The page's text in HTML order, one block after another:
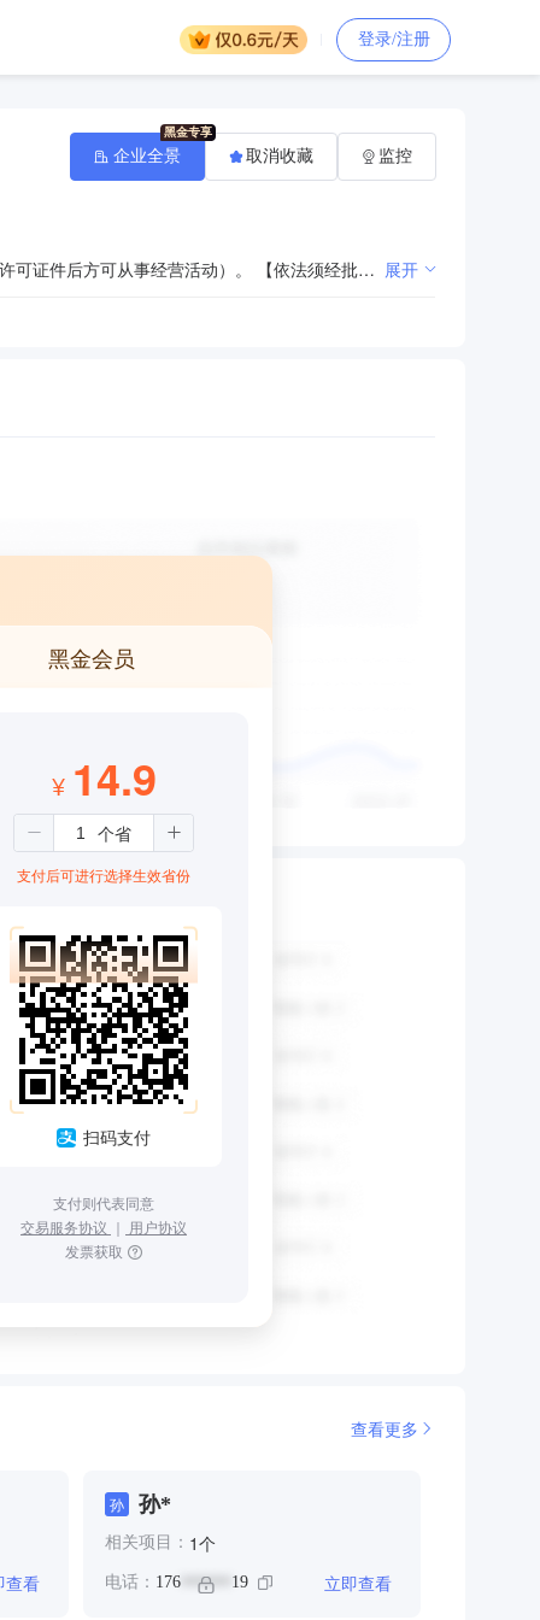
登录/注册
市内公交客运，省际班车客运，省际包车客运，省际旅游客运，省际出租客运，出租汽车租赁服务（取得许可证件后方可从事经营活动）。 【依法须经批准的项目，经相关部门批准后方可开展经营活动】 展开
企业全景 取消收藏 监控
黑金会员
¥ 14.9
支付后可进行选择生效省份
扫码支付
支付则代表同意
交易服务协议 ｜ 用户协议
发票获取
查看更多
查看
孙 孙*
相关项目： 1个
电话： 176****** 19 立即查看